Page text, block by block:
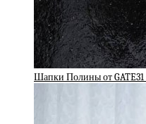
Шапки Полины от